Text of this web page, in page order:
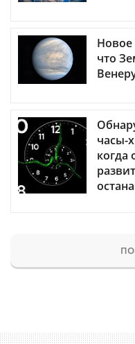
Новое
что
часы-
когда